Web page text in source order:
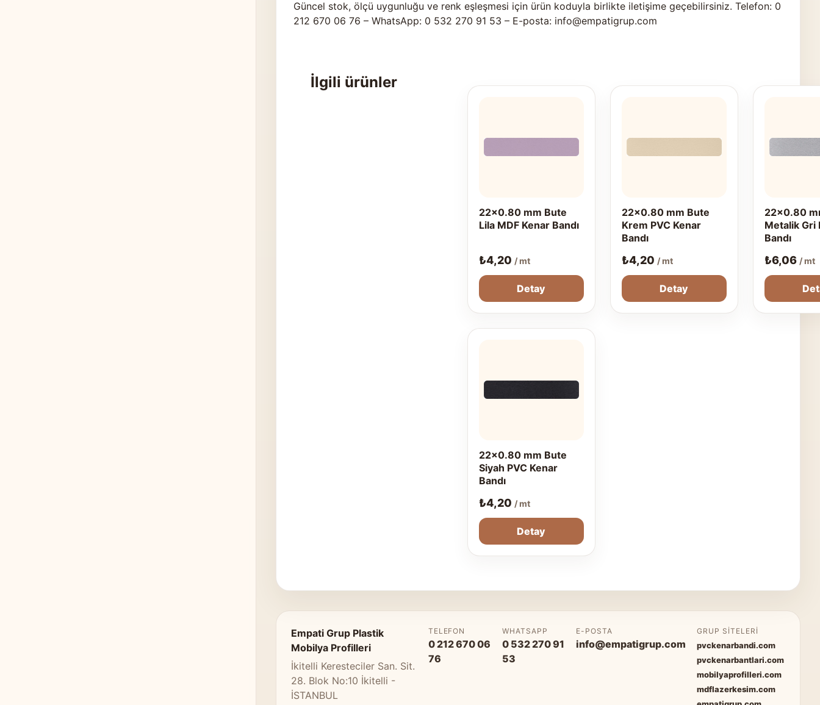
Güncel stok, ölçü uygunluğu ve renk eşleşmesi için ürün koduyla birlikte iletişime geçebilirsiniz. Telefon: 0
212 670 06 76 – WhatsApp: 0 532 270 91 53 – E-posta: info@empatigrup.com
İlgili ürünler
22x0.80 mm Bute
Lila MDF Kenar Bandı
₺4,20 / mt
Detay
22x0.80 mm Bute
Krem PVC Kenar
Bandı
₺4,20 / mt
Detay
22x0.80
Metalik Gri
Bandı
₺6,06 / mt
22x0.80 mm Bute
Siyah PVC Kenar
Bandı
₺4,20 / mt
Detay
Empati Grup Plastik
Mobilya Profilleri
İkitelli Keresteciler San. Sit.
28. Blok No:10 İkitelli -
İSTANBUL
TELEFON
0 212 670 06
76
WHATSAPP
0 532 270 91
53
E-POSTA
info@empatigrup.com
GRUP SITELERI
pvckenarbandi.com
pvckenarbantlari.com
mobilyaprofilleri.com
mdflazerkesim.com